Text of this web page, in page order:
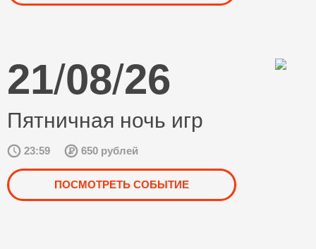
21/08/26
Пятничная ночь игр
23:59 650 рублей
ПОСМОТРЕТЬ СОБЫТИЕ